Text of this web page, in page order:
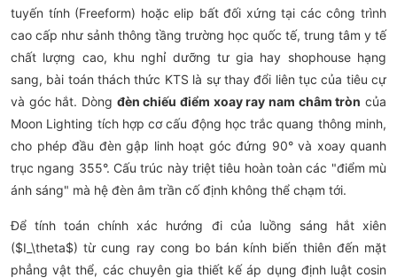
tuyến tính (Freeform) hoặc elip bất đối xứng tại các công trình
cao cấp như sảnh thông tầng trường học quốc tế, trung tâm y tế
chất lượng cao, khu nghỉ dưỡng tư gia hay shophouse hạng
sang, bài toán thách thức KTS là sự thay đổi liên tục của tiêu cự
và góc hắt. Dòng đèn chiếu điểm xoay ray nam châm tròn của
Moon Lighting tích hợp cơ cấu động học trắc quang thông minh,
cho phép đầu đèn gập linh hoạt góc đứng 90° và xoay quanh
trục ngang 355°. Cấu trúc này triệt tiêu hoàn toàn các "điểm mù
ánh sáng" mà hệ đèn âm trần cố định không thể chạm tới.
Để tính toán chính xác hướng đi của luồng sáng hắt xiên
($I_\theta$) từ cung ray cong bo bán kính biến thiên đến mặt
phẳng vật thể, các chuyên gia thiết kế áp dụng định luật cosin